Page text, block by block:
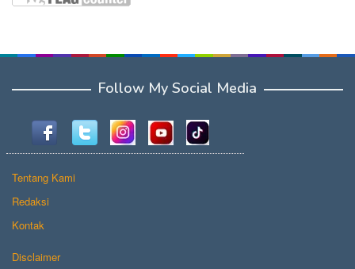
Follow My Social Media
Tentang Kami
Redaksi
Kontak
Disclaimer